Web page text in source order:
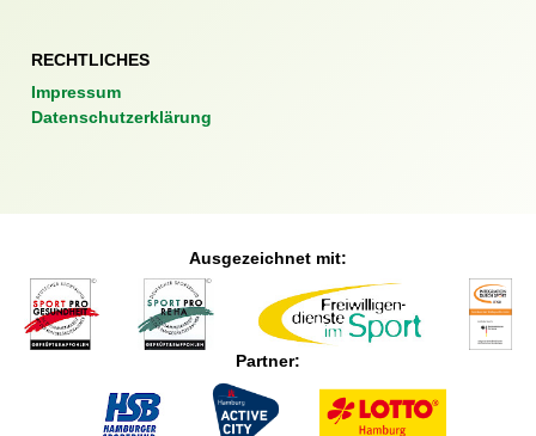
RECHTLICHES
Impressum
Datenschutzerklärung
Ausgezeichnet mit:
Partner: